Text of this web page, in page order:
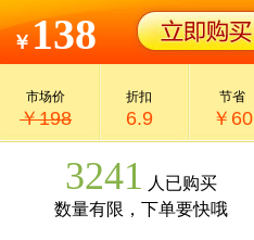
￥138
市场价
￥198
折扣
6.9
节省
￥60
3241 人已购买
数量有限，下单要快哦